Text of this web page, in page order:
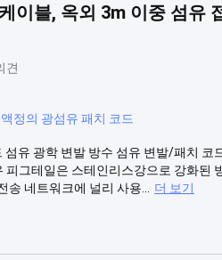
이블, 옥외 3m 이중 섬유
견
액정의 광섬유 패치 코드
유 광학 변발 방수 섬유 변발/패치 코
그테일은 스테인리스강으로 강화된
네트워크에 널리 사용...
더 보기